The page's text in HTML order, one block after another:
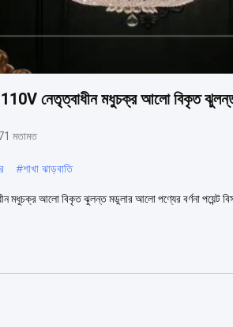
110V নেতৃত্বাধীন মধুচক্র আলো বিকৃত
মতামত
#শাখা ঝাড়বাতি
মধুচক্র আলো বিকৃত ঝুলন্ত মডুলার আলো পণ্যের বর্ণনা পয়েন্ট